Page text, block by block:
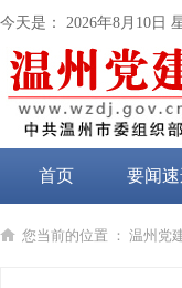
今天是： 2026年8月10日
首页 要闻
党纪学习教育
您当前的位置 ： 温州党